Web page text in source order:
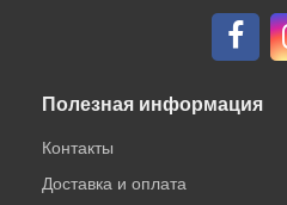
Полезная информация
Контакты
Доставка и оплата